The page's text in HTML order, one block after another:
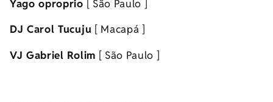
Yago oproprio [ São Paulo ]
DJ Carol Tucuju [ Macapá ]
VJ Gabriel Rolim [ São Paulo ]